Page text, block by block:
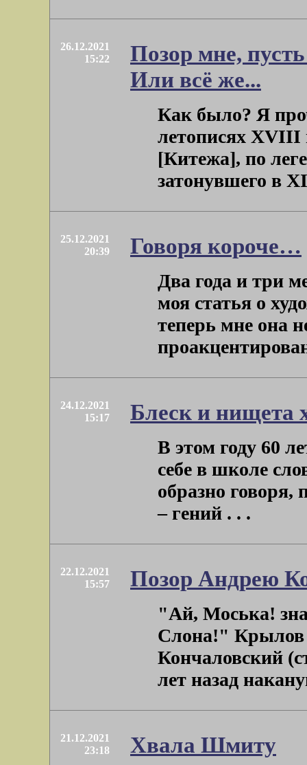
26.12.2021
15:22
Позор мне,
Или всё же...
Как было? Я
летописях XVIII
[Китежа], по
затонувшего в
25.12.2021
20:39
Говоря короче…
Два года и три
моя статья о
теперь мне она
24.12.2021
15:17
Блеск и нищета
В этом году 60
себе в школе
образно
– гений . . .
22.12.2021
15:57
Позор Андрею
"Ай, Моська!
Слона!" Крылов
Кончаловский
лет назад
21.12.2021
23:18
Хвала Шмиту